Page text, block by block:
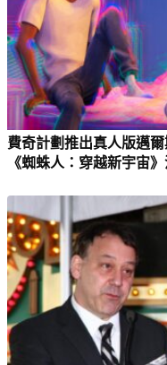
費奇計劃推出真人版邁
《蜘蛛人：穿越新宇宙